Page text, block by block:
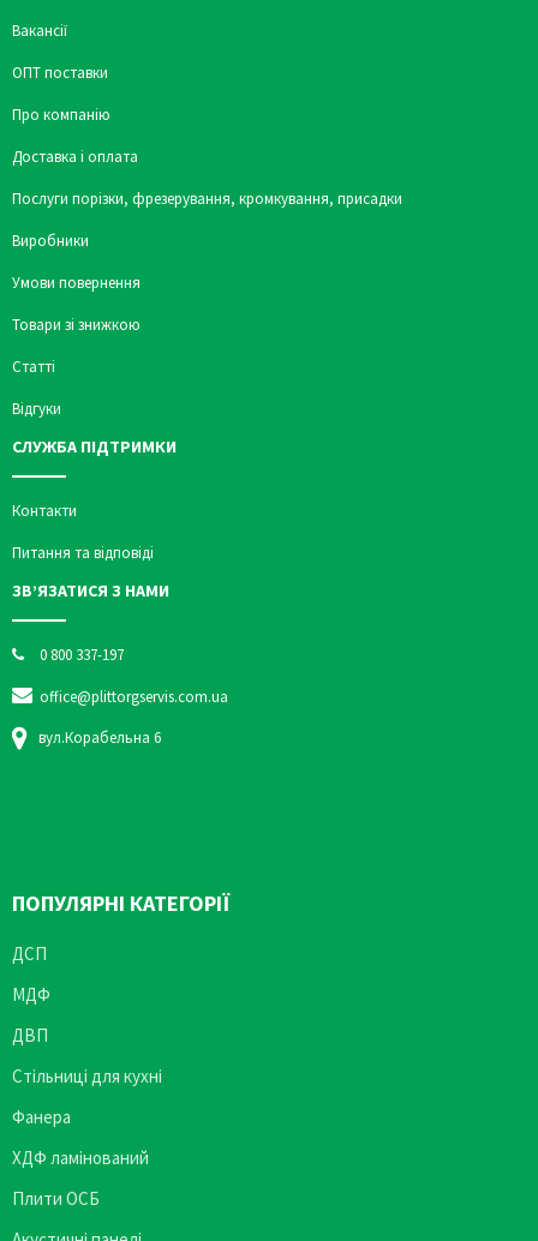
Вакансії
ОПТ поставки
Про компанію
Доставка і оплата
Послуги порізки, фрезерування, кромкування, присадки
Виробники
Умови повернення
Товари зі знижкою
Статті
Відгуки
СЛУЖБА ПІДТРИМКИ
Контакти
Питання та відповіді
ЗВ’ЯЗАТИСЯ З НАМИ
0 800 337-197
office@plittorgservis.com.ua
вул.Корабельна 6
ПОПУЛЯРНІ КАТЕГОРІЇ
ДСП
МДФ
ДВП
Стільниці для кухні
Фанера
ХДФ ламінований
Плити ОСБ